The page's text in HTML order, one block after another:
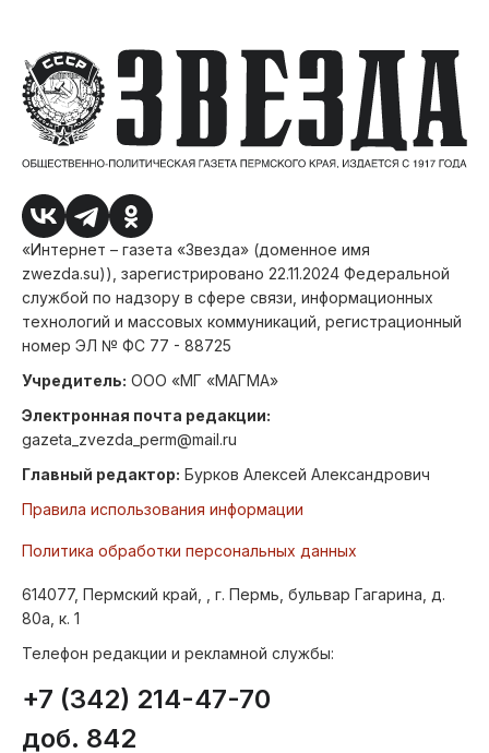
«Интернет – газета «Звезда» (доменное имя
zwezda.su)), зарегистрировано 22.11.2024 Федеральной
службой по надзору в сфере связи, информационных
технологий и массовых коммуникаций, регистрационный
номер ЭЛ № ФС 77 - 88725
Учредитель: ООО «МГ «МАГМА»
Электронная почта редакции:
gazeta_zvezda_perm@mail.ru
Главный редактор: Бурков Алексей Александрович
Правила использования информации
Политика обработки персональных данных
614077, Пермский край, , г. Пермь, бульвар Гагарина, д.
80а, к. 1
Телефон редакции и рекламной службы:
+7 (342) 214-47-70
доб. 842